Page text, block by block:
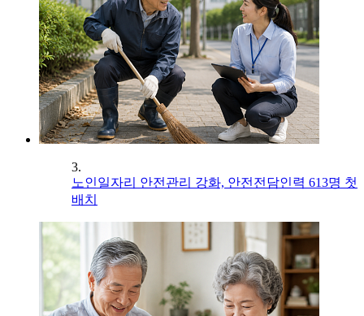
3.
노인일자리 안전관리 강화, 안전전담인력 613명 첫
배치